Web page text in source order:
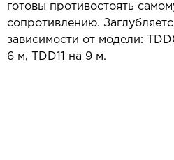
готовы противостоять
сопротивлению.
зависимости от модели:
6 м, TDD11 на 9 м.